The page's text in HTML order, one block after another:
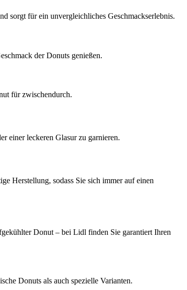
sorgt für ein unvergleichliches Geschmackserlebnis.
der Donuts genießen.
für zwischendurch.
einer leckeren Glasur zu garnieren.
Herstellung, sodass Sie sich immer auf einen
Donut – bei Lidl finden Sie garantiert Ihren
Donuts als auch spezielle Varianten.